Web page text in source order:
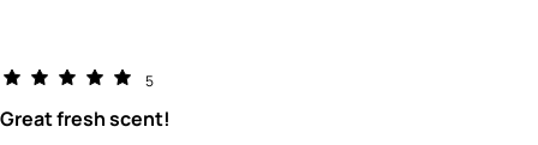
5
Great fresh scent!